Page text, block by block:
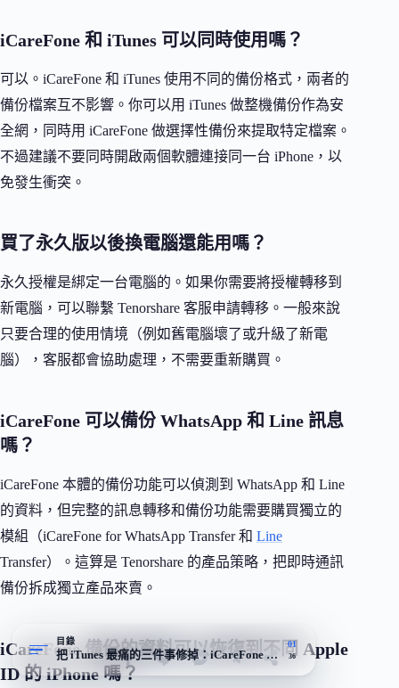
iCareFone 和 iTunes 可以同時使用嗎？
可以。iCareFone 和 iTunes 使用不同的備份格式，兩者的
備份檔案互不影響。你可以用 iTunes 做整機備份作為安
全網，同時用 iCareFone 做選擇性備份來提取特定檔案。
不過建議不要同時開啟兩個軟體連接同一台 iPhone，以
免發生衝突。
買了永久版以後換電腦還能用嗎？
永久授權是綁定一台電腦的。如果你需要將授權轉移到
新電腦，可以聯繫 Tenorshare 客服申請轉移。一般來說
只要合理的使用情境（例如舊電腦壞了或升級了新電
腦），客服都會協助處理，不需要重新購買。
iCareFone 可以備份 WhatsApp 和 Line 訊息
嗎？
iCareFone 本體的備份功能可以偵測到 WhatsApp 和 Line
的資料，但完整的訊息轉移和備份功能需要購買獨立的
模組（iCareFone for WhatsApp Transfer 和 Line
Transfer）。這算是 Tenorshare 的產品策略，把即時通訊
備份拆成獨立產品來賣。
iCareFone 備份的資料可以恢復到不同 Apple
ID 的 iPhone 嗎？
目錄
把 iTunes 最痛的三件事修掉：iCareFone 的選品式備份路線
01
36